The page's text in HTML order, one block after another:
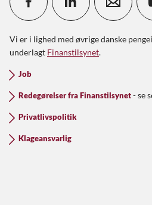
Vi er i lighed med øvrige danske
underlagt Finanstilsynet.
Job
Redegørelser fra Finanstilsynet - se
Privatlivspolitik
Klageansvarlig